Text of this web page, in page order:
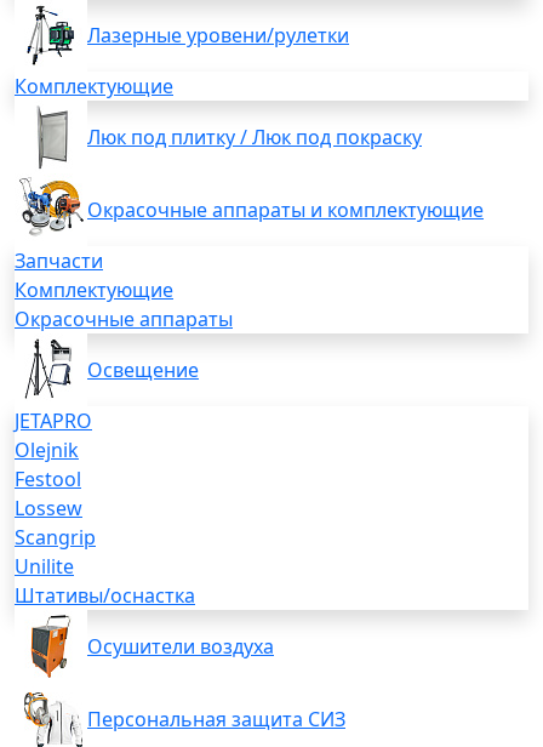
Лазерные уровени/рулетки
Комплектующие
Люк под плитку / Люк под покраску
Окрасочные аппараты и комплектующие
Запчасти
Комплектующие
Окрасочные аппараты
Освещение
JETAPRO
Olejnik
Festool
Lossew
Scangrip
Unilite
Штативы/оснастка
Осушители воздуха
Персональная защита СИЗ